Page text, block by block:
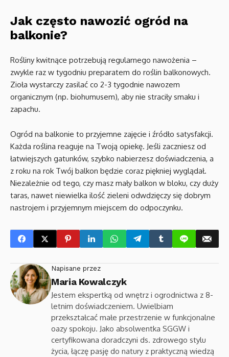
Jak często nawozić ogród na
balkonie?
Rośliny kwitnące potrzebują regularnego nawożenia –
zwykle raz w tygodniu preparatem do roślin balkonowych.
Zioła wystarczy zasilać co 2-3 tygodnie nawozem
organicznym (np. biohumusem), aby nie straciły smaku i
zapachu.
Ogród na balkonie to przyjemne zajęcie i źródło satysfakcji.
Każda roślina reaguje na Twoją opiekę. Jeśli zaczniesz od
łatwiejszych gatunków, szybko nabierzesz doświadczenia, a
z roku na rok Twój balkon będzie coraz piękniej wyglądał.
Niezależnie od tego, czy masz mały balkon w bloku, czy duży
taras, nawet niewielka ilość zieleni odwdzięczy się dobrym
nastrojem i przyjemnym miejscem do odpoczynku.
Napisane przez
Maria Kowalczyk
Jestem ekspertką od wnętrz i ogrodnictwa z 8-
letnim doświadczeniem. Uwielbiam
przekształcać małe przestrzenie w funkcjonalne
oazy spokoju. Jako absolwentka SGGW i
certyfikowana doradczyni ds. zdrowego stylu
życia, łączę pasję do natury z praktyczną wiedzą